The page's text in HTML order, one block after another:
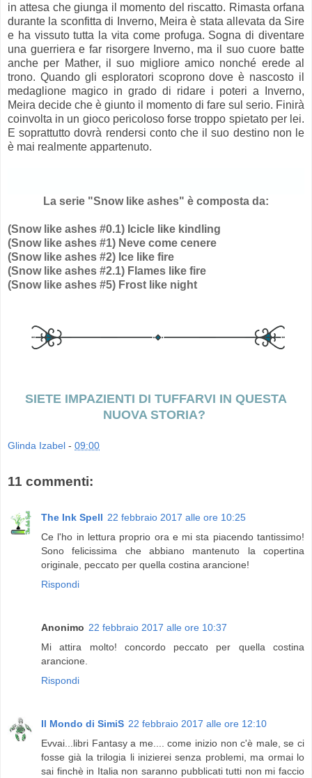
in attesa che giunga il momento del riscatto. Rimasta orfana
durante la sconfitta di Inverno, Meira è stata allevata da Sire
e ha vissuto tutta la vita come profuga. Sogna di diventare
una guerriera e far risorgere Inverno, ma il suo cuore batte
anche per Mather, il suo migliore amico nonché erede al
trono. Quando gli esploratori scoprono dove è nascosto il
medaglione magico in grado di ridare i poteri a Inverno,
Meira decide che è giunto il momento di fare sul serio. Finirà
coinvolta in un gioco pericoloso forse troppo spietato per lei.
E soprattutto dovrà rendersi conto che il suo destino non le
è mai realmente appartenuto.
La serie "Snow like ashes" è composta da:
(Snow like ashes #0.1) Icicle like kindling
(Snow like ashes #1) Neve come cenere
(Snow like ashes #2) Ice like fire
(Snow like ashes #2.1) Flames like fire
(Snow like ashes #5) Frost like night
SIETE IMPAZIENTI DI TUFFARVI IN QUESTA
NUOVA STORIA?
Glinda Izabel - 09:00
11 commenti:
The Ink Spell 22 febbraio 2017 alle ore 10:25
Ce l'ho in lettura proprio ora e mi sta piacendo tantissimo!
Sono felicissima che abbiano mantenuto la copertina
originale, peccato per quella costina arancione!
Rispondi
Anonimo 22 febbraio 2017 alle ore 10:37
Mi attira molto! concordo peccato per quella costina
arancione.
Rispondi
Il Mondo di SimiS 22 febbraio 2017 alle ore 12:10
Evvai...libri Fantasy a me.... come inizio non c'è male, se ci
fosse già la trilogia li inizierei senza problemi, ma ormai lo
sai finchè in Italia non saranno pubblicati tutti non mi faccio